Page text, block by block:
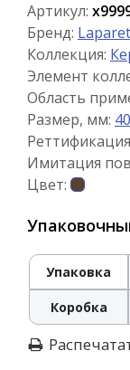
Артикул:
Бренд: Laparet
Коллекция:
Элемент
Область
Размер, мм:
Имитация
Цвет:
Упаковка
Коробка